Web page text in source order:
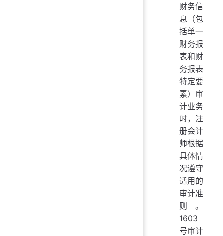
财务信
息（包
括单一
财务报
表和财
务报表
特定要
素）审
计业务
时，注
册会计
师根据
具体情
况遵守
适用的
审计准
则。
1603
号审计